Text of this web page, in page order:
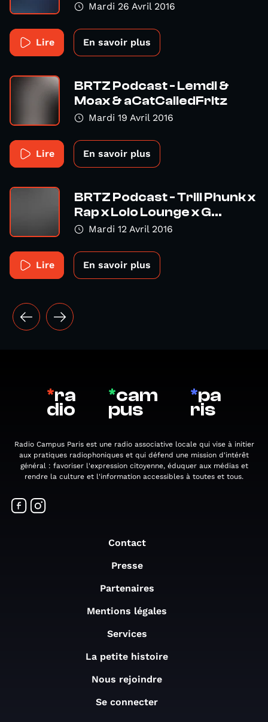
Mardi 26 Avril 2016
Lire En savoir plus
BRTZ Podcast - Lemdi &
Moax & aCatCalledFritz
Mardi 19 Avril 2016
Lire En savoir plus
BRTZ Podcast - Trill Phunk x
Rap x Lolo Lounge x G...
Mardi 12 Avril 2016
Lire En savoir plus
*ra
dio
*cam
pus
*pa
ris
Radio Campus Paris est une radio associative locale qui vise à initier
aux pratiques radiophoniques et qui défend une mission d'intérêt
général : favoriser l'expression citoyenne, éduquer aux médias et
rendre la culture et l'information accessibles à toutes et tous.
Contact
Presse
Partenaires
Mentions légales
Services
La petite histoire
Nous rejoindre
Se connecter